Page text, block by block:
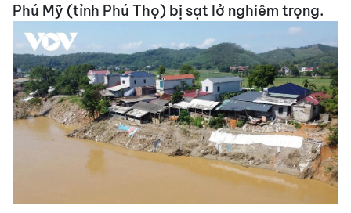
Phú Mỹ (tỉnh Phú Thọ) bị sạt lở nghiêm trọng.